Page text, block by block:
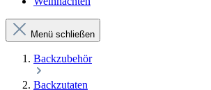
Menü schließen
Backzubehör
Backzutaten